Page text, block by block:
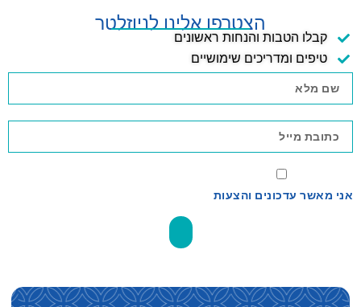
הצטרפו אלינו לניוזלטר
קבלו הטבות והנחות ראשונים
טיפים ומדריכים שימושיים
אני מאשר עדכונים והצעות